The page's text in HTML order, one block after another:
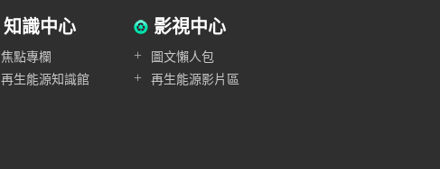
知識中心
焦點專欄
再生能源知識館
影視中心
+ 圖文懶人包
+ 再生能源影片區